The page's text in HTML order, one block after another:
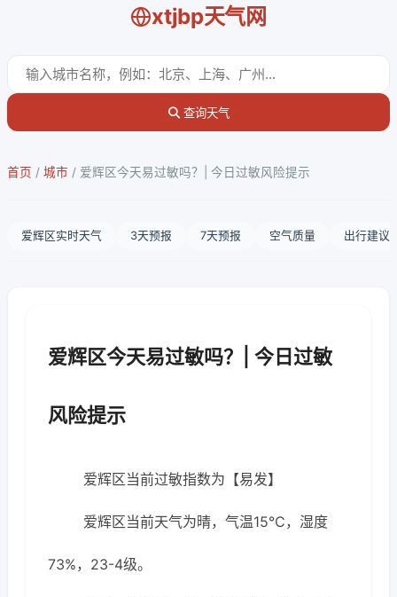
xtjbp天气网
查询天气
首页 / 城市 / 爱辉区今天易过敏吗？| 今日过敏风险提示
爱辉区实时天气 3天预报 7天预报 空气质量 出行建议
爱辉区今天易过敏吗？| 今日过敏
风险提示
爱辉区当前过敏指数为【易发】
爱辉区当前天气为晴，气温15℃，湿度
73%，23-4级。